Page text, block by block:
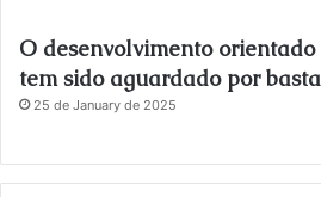
O desenvolvimento orientado
tem sido aguardado por
25 de January de 2025